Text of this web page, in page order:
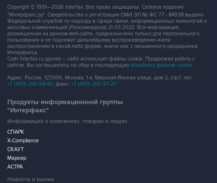
массовых коммуникаций (Роскомнадзор) 21.03.2023. Вся информация,
размещенная на данном веб-сайте, предназначена только для персонального
пользования и не подлежит дальнейшему воспроизведению и/или
распространению в какой-либо форме, иначе как с письменного разрешения
Интерфакса.
Сайт Interfax.ru (далее – сайт) использует файлы cookie. Продолжая работу с
сайтом, Вы соглашаетесь на сбор и последующую обработку файлов cookie.
Адрес: Россия, 127006, Москва, 1-я Тверская-Ямская улица, дом 2, стр.1, тел.:
+7 (499) 250-98-40, факс: +7 (499) 250-97-27
Продукты информационной группы
Информация о компаниях, товарах и людях
СПАРК
X-Compliance
СКАУТ
Маркер
АСТРА
Новости и рынки
Новости "Интерфакса"
СКАН